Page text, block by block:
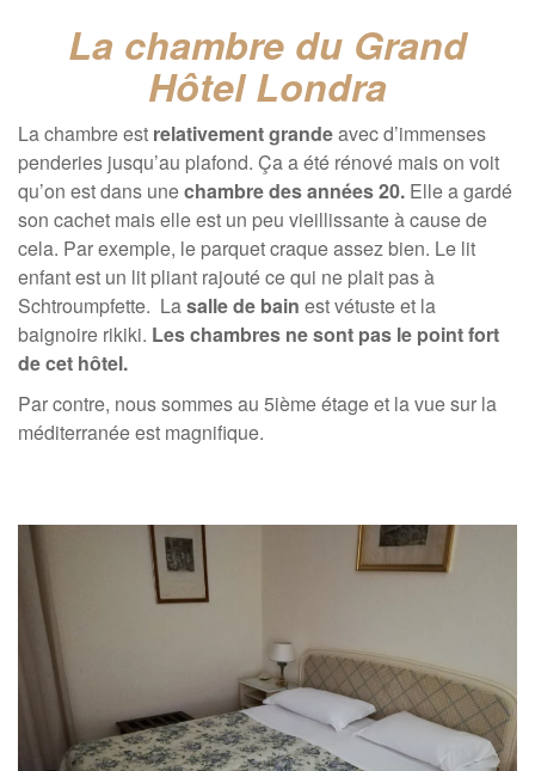
La chambre du Grand
Hôtel Londra
La chambre est relativement grandeavec d’immenses
penderies jusqu’au plafond. Ça a été rénové mais on voit
qu’on est dans unechambre des années 20. Elle a gardé
son cachet mais elle est un peu vieillissante à cause de
cela. Par exemple, le parquet craque assez bien. Le lit
enfant est un lit pliant rajouté ce qui ne plait pas à
Schtroumpfette. Lasalle de bain est vétuste et la
baignoire rikiki. Les chambres ne sont pas le point fort
de cet hôtel.
Par contre, nous sommes au 5ième étage et la vue sur la
méditerranée est magnifique.